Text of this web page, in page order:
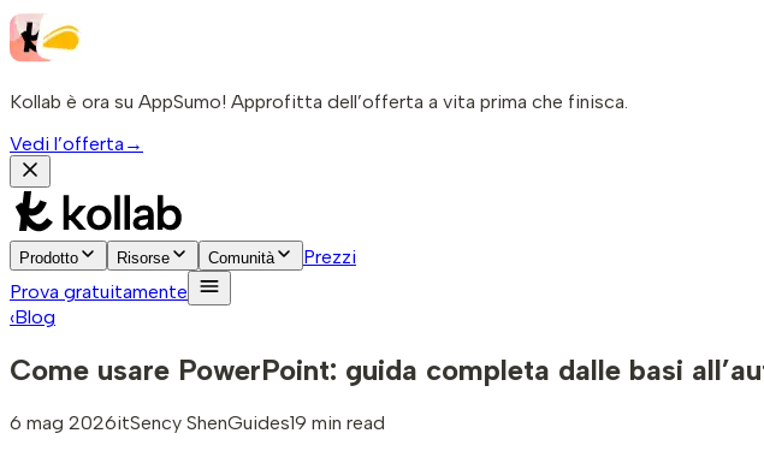
Kollab è ora su AppSumo! Approfitta dell’offerta a vita prima che finisca.
Vedi l’offerta →
Prodotto Risorse Comunità
Prezzi
Prova gratuitamente
‹Blog
Come usare PowerPoint: guida completa dalle basi
6 mag 2026itSency ShenGuides19 min read